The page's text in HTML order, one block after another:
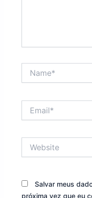
Salvar meus
próxima vez que eu